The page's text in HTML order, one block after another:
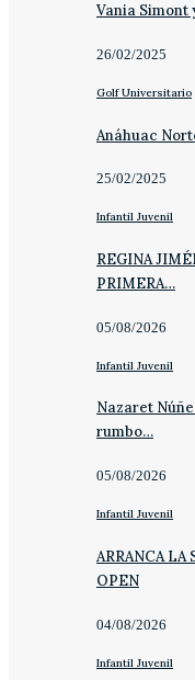
Vania
26/02/2025
Golf Universitario
Anáhuac
25/02/2025
Infantil Juvenil
REGINA
PRIMERA…
05/08/2026
Infantil Juvenil
Nazaret
rumbo…
05/08/2026
Infantil Juvenil
ARRANCA LA
OPEN
04/08/2026
Infantil Juvenil